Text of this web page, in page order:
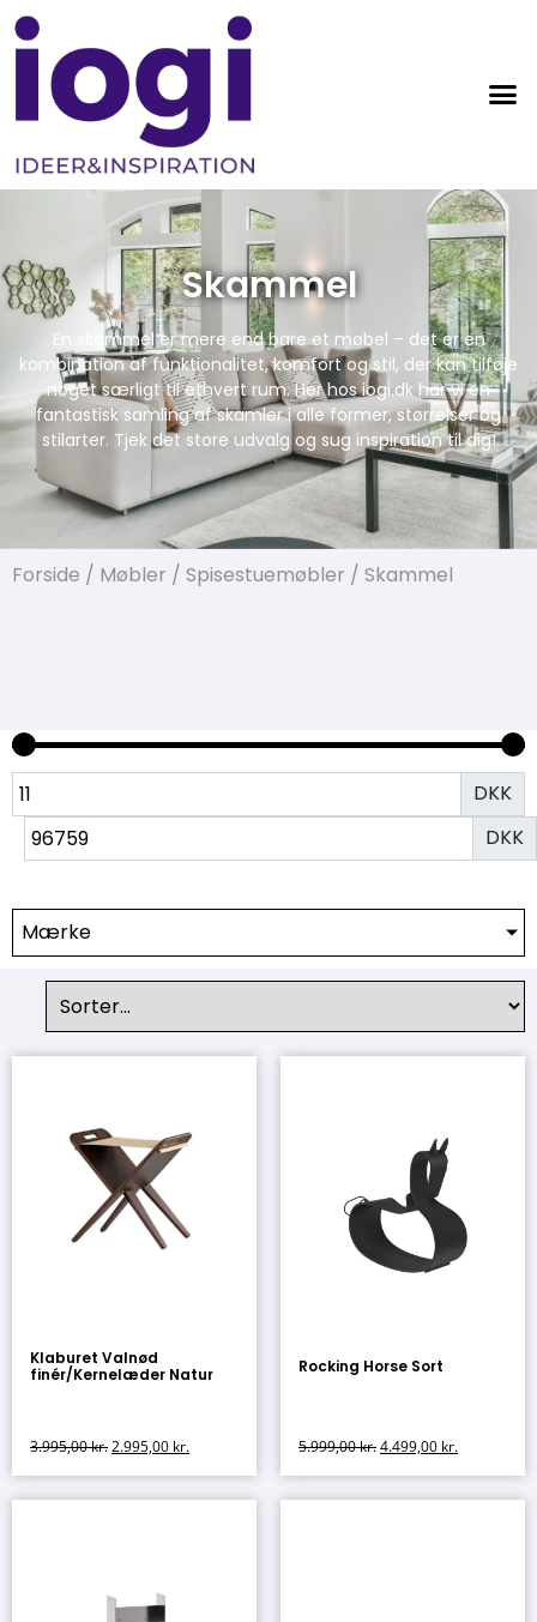
Skammel
En skammel er mere end bare et møbel – det er en
kombination af funktionalitet, komfort og stil, der kan tilføje
noget særligt til ethvert rum. Her hos iogi.dk har vi en
fantastisk samling af skamler i alle former, størrelser og
stilarter. Tjek det store udvalg og sug inspiration til dig!
Forside / Møbler / Spisestuemøbler / Skammel
DKK
DKK
Mærke
Klaburet Valnød
finér/Kernelæder Natur
3.995,00kr.2.995,00 kr.
Rocking Horse Sort
5.999,00kr.4.499,00 kr.